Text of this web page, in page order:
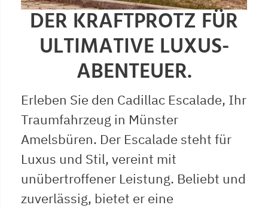
DER KRAFTPROTZ FÜR
ULTIMATIVE LUXUS-
ABENTEUER.
Erleben Sie den Cadillac Escalade, Ihr
Traumfahrzeug in Münster
Amelsbüren. Der Escalade steht für
Luxus und Stil, vereint mit
unübertroffener Leistung. Beliebt und
zuverlässig, bietet er eine